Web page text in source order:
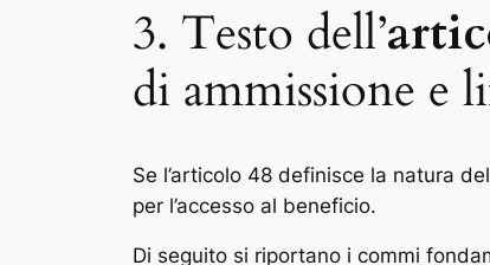
3. Testo dell’
di ammissione e
Se l’articolo 48 definisce la natura
per l’accesso al beneficio.
Di seguito si riportano i commi